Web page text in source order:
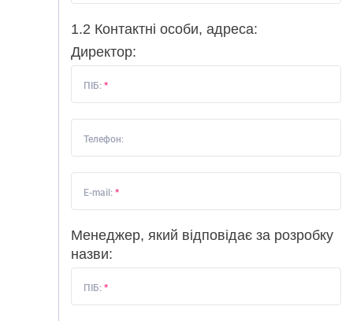
1.2 Контактні особи, адреса:
Директор:
ПІБ: *
Телефон:
E-mail: *
Менеджер, який відповідає за розробку
назви:
ПІБ: *